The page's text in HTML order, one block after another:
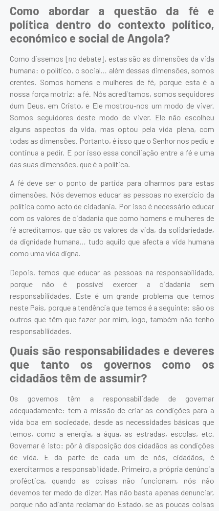
Como abordar a questão da fé e
política dentro do contexto político,
económico e social de Angola?
Como dissemos [no debate], estas são as dimensões da vida
humana: o político, o social… além dessas dimensões, somos
crentes. Somos homens e mulheres de fé, porque esta é a
nossa força motriz: a fé. Nós acreditamos, somos seguidores
dum Deus, em Cristo, e Ele mostrou-nos um modo de viver.
Somos seguidores deste modo de viver. Ele não escolheu
alguns aspectos da vida, mas optou pela vida plena, com
todas as dimensões. Portanto, é isso que o Senhor nos pediu e
continua a pedir. E por isso essa conciliação entre a fé e uma
das suas dimensões, que é a política.
A fé deve ser o ponto de partida para olharmos para estas
dimensões. Nós devemos educar as pessoas no exercício da
política como acto de cidadania. Por isso é necessário educar
com os valores de cidadania que como homens e mulheres de
fé acreditamos, que são os valores da vida, da solidariedade,
da dignidade humana… tudo aquilo que afecta a vida humana
como uma vida digna.
Depois, temos que educar as pessoas na responsabilidade,
porque não é possível exercer a cidadania sem
responsabilidades. Este é um grande problema que temos
neste País, porque a tendência que temos é a seguinte: são os
outros que têm que fazer por mim, logo, também não tenho
responsabilidades.
Quais são responsabilidades e deveres
que tanto os governos como os
cidadãos têm de assumir?
Os governos têm a responsabilidade de governar
adequadamente: tem a missão de criar as condições para a
vida boa em sociedade, desde as necessidades básicas que
temos, como a energia, a água, as estradas, escolas, etc.
Governar é isto: pôr à disposição dos cidadãos as condições
de vida. E da parte de cada um de nós, cidadãos, é
exercitarmos a responsabilidade. Primeiro, a própria denúncia
proféctica, quando as coisas não funcionam, nós não
devemos ter medo de dizer. Mas não basta apenas denunciar,
porque não adianta reclamar do Estado, se as poucas coisas